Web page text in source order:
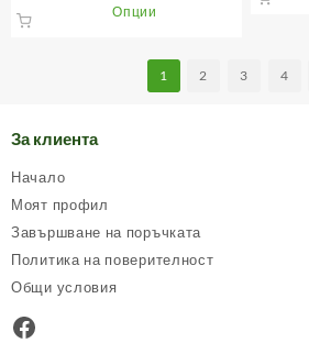
Опции
multiple
on
the
1 2 3 4
За клиента
Начало
Моят профил
Завършване на поръчката
Политика на поверителност
Общи условия
Facebook